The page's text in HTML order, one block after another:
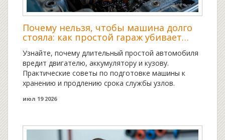
Почему нельзя, чтобы машина долго
стояла: как простой гараж убивает
двигатель и кузов
Узнайте, почему длительный простой автомобиля
вредит двигателю, аккумулятору и кузову.
Практические советы по подготовке машины к
хранению и продлению срока службы узлов.
июл 19 2026